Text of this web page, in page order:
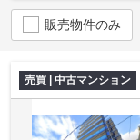
販売物件のみ
売買 | 中古マンション